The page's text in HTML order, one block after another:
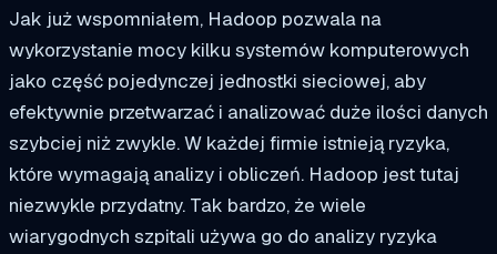
Jak już wspomniałem, Hadoop pozwala na
wykorzystanie mocy kilku systemów komputerowych
jako część pojedynczej jednostki sieciowej, aby
efektywnie przetwarzać i analizować duże ilości danych
szybciej niż zwykle. W każdej firmie istnieją ryzyka,
które wymagają analizy i obliczeń. Hadoop jest tutaj
niezwykle przydatny. Tak bardzo, że wiele
wiarygodnych szpitali używa go do analizy ryzyka